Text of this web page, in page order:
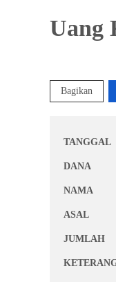
Uang
Bagikan
TANGGAL
DANA
NAMA
ASAL
JUMLAH